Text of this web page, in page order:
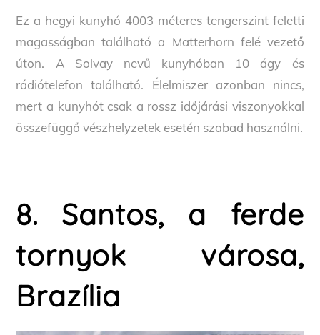
Ez a hegyi kunyhó 4003 méteres tengerszint feletti
magasságban található a Matterhorn felé vezető
úton. A Solvay nevű kunyhóban 10 ágy és
rádiótelefon található. Élelmiszer azonban nincs,
mert a kunyhót csak a rossz időjárási viszonyokkal
összefüggő vészhelyzetek esetén szabad használni.
8. Santos, a ferde
tornyok városa,
Brazília